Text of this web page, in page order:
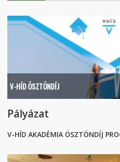
V-HÍD ÖSZTÖNDÍJ
Pályázat
V-HÍD AKADÉMIA ÖSZTÖNDÍJ